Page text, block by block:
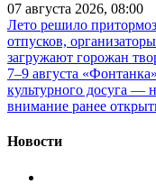
07 августа 2026, 08:00
Лето решило
отпусков,
загружают горожан
7–9 августа
культурного досуга —
внимание ранее
Новости